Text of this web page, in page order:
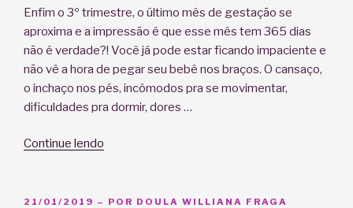
Enfim o 3º trimestre, o último mês de gestação se
aproxima e a impressão é que esse mês tem 365 dias
não é verdade?! Você já pode estar ficando impaciente e
não vê a hora de pegar seu bebê nos braços. O cansaço,
o inchaço nos pés, incômodos pra se movimentar,
dificuldades pra dormir, dores …
Continue lendo
trimestre
PUBLICADO
21/01/2019 – POR DOULA WILLIANA FRAGA